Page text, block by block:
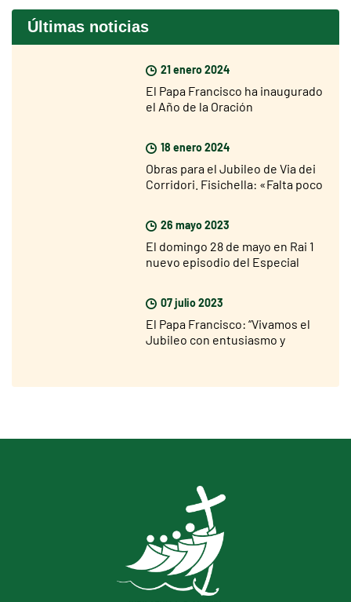
Últimas noticias
21 enero 2024
El Papa Francisco ha inaugurado
el Año de la Oración
18 enero 2024
Obras para el Jubileo de Via dei
Corridori. Fisichella: «Falta poco
26 mayo 2023
El domingo 28 de mayo en Rai 1
nuevo episodio del Especial
07 julio 2023
El Papa Francisco: “Vivamos el
Jubileo con entusiasmo y